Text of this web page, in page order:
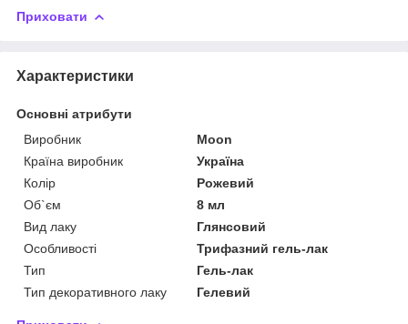
Приховати
Характеристики
Основні атрибути
Виробник
Moon
Країна виробник
Україна
Колір
Рожевий
Об`єм
8 мл
Вид лаку
Глянсовий
Особливості
Трифазний гель-лак
Тип
Гель-лак
Тип декоративного лаку
Гелевий